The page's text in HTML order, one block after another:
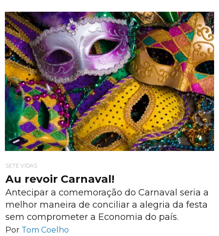
SETE VIDAS
Au revoir Carnaval!
Antecipar a comemoração do Carnaval seria a
melhor maneira de conciliar a alegria da festa
sem comprometer a Economia do país.
Por Tom Coelho